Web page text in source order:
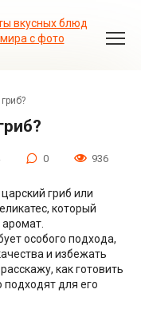
0 936
гриб или
который
особого подхода,
и избежать
как готовить
подходят для его